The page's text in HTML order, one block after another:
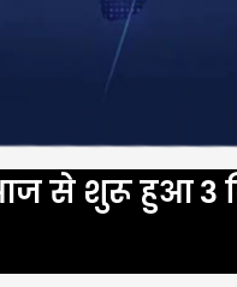
से शुरू हुआ 3